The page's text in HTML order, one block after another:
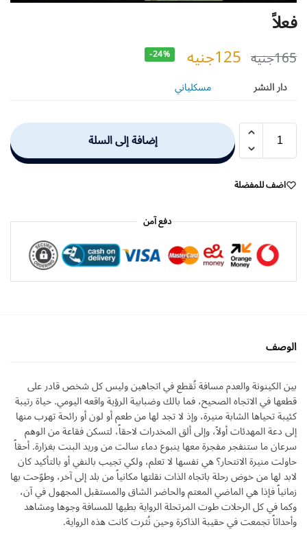
فعلاً
165جنيه 125جنيه -24%
دار النشر مسكلياني
إضافة إلى السلة
اضف للمفضلة
دفع آمن
الوصف
بين الكينونة والعدم مسافة تُقطع في اتجاهين وليس كل شخص قادر على
قطعها في الاتجاه الصحيح، فما بالك وضبابية الرؤية واقعه اليومي. حياة رتيبة
كئيبة تحياها الشابة منيرة، وإذ لا تجد لها من طعم أو لون أو رائحة تهرب منها
إلى دعة المهدئات أولاً، وإلى ألق المخدرات لاحقاً، لتسكن فقاعة من الوهم
سرعان ما ستنفجر مفجرة معها ينبوع دماء سالت من وريد البنت بغزارة. أحقاً
حاولت منيرة الانتحار؟ هي نفسها لا تعلم، ولكي تجيب بالنفي أو بالتأكيد كان
لابد لها من خوض رحلة باتجاه الذات نقلتها مكانياً من بلد إلى آخر، وطوّحت بها
زمانياً فإذا هي الماضي المعتم والحاضر الشاق والمستقبل المجهول في آن،
وكما في كل الرحلات طوت المرتحلة الرواية بطيها للمسافة وجوها ومشاهد
وأحداثاً تجمعت في حقيبة الذاكرة وحين نُثرت كانت هذه الرواية.